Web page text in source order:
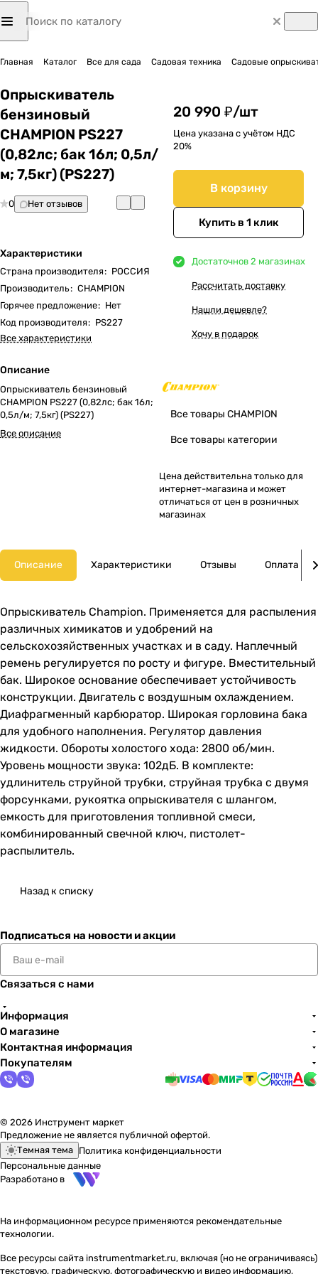
Главная Каталог Все для сада Садовая техника Садовые
Опрыскиватель
бензиновый
CHAMPION PS227
(0,82лс; бак 16л; 0,5л/
м; 7,5кг) (PS227)
0 Нет отзывов
Характеристики
Страна производителя: РОССИЯ
Производитель: CHAMPION
Горячее предложение: Нет
Код производителя: PS227
Все характеристики
Описание
Опрыскиватель бензиновый
CHAMPION PS227 (0,82лс; бак 16л;
0,5л/м; 7,5кг) (PS227)
Все описание
20 990 ₽/шт
Цена указана с учётом НДС
20%
В корзину
Купить в 1 клик
Достаточнов 2 магазинах
Рассчитать доставку
Нашли дешевле?
Хочу в подарок
Все товары CHAMPION
Все товары категории
Цена действительна только для
интернет-магазина и может
отличаться от цен в розничных
магазинах
Описание Характеристики Отзывы Оплата
Опрыскиватель Champion. Применяется для распыления
различных химикатов и удобрений на
сельскохозяйственных участках и в саду. Наплечный
ремень регулируется по росту и фигуре. Вместительный
бак. Широкое основание обеспечивает устойчивость
конструкции. Двигатель с воздушным охлаждением.
Диафрагменный карбюратор. Широкая горловина бака
для удобного наполнения. Регулятор давления
жидкости. Обороты холостого хода: 2800 об/мин.
Уровень мощности звука: 102дБ. В комплекте:
удлинитель струйной трубки, струйная трубка с двумя
форсунками, рукоятка опрыскивателя с шлангом,
емкость для приготовления топливной смеси,
комбинированный свечной ключ, пистолет-
распылитель.
Назад к списку
Подписаться на новости и акции
Связаться с нами
Информация
О магазине
Контактная информация
Покупателям
© 2026 Инструмент маркет
Предложение не является публичной офертой.
Темная тема Политика конфиденциальности
Персональные данные
Разработано в
На информационном ресурсе применяются рекомендательные
технологии.
Все ресурсы сайта instrumentmarket.ru, включая (но не ограничиваясь)
текстовую, графическую, фотографическую и видео информацию,